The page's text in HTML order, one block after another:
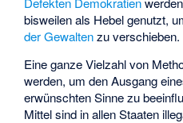
bisweilen als Hebel genutzt,
der Gewaltenzu verschieben.
Eine ganze Vielzahl von
werden, um den Ausgang
erwünschten Sinne zu
Mittel sind in allen Staaten